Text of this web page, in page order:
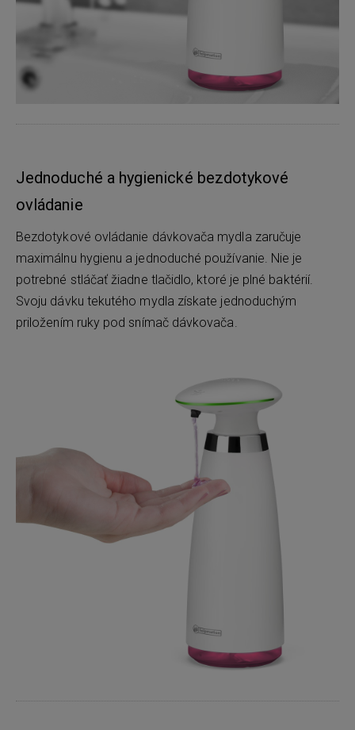
Jednoduché a hygienické bezdotykové
ovládanie
Bezdotykové ovládanie dávkovača mydla zaručuje
maximálnu hygienu a jednoduché používanie. Nie je
potrebné stláčať žiadne tlačidlo, ktoré je plné baktérií.
Svoju dávku tekutého mydla získate jednoduchým
priložením ruky pod snímač dávkovača.